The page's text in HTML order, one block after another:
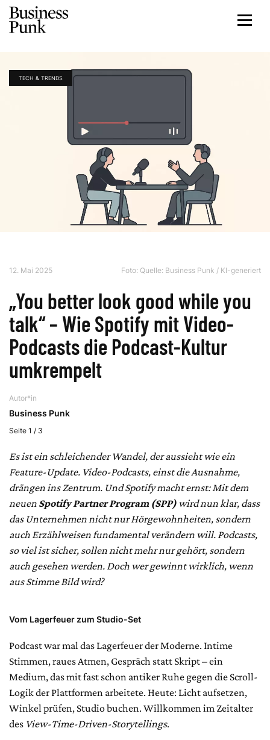
TECH & TRENDS
12. Mai 2025 Foto: Quelle: Business Punk / KI-generiert
„You better look good while you
talk“ – Wie Spotify mit Video-
Podcasts die Podcast-Kultur
umkrempelt
Autor*in
Business Punk
Seite 1 / 3
Es ist ein schleichender Wandel, der aussieht wie ein
Feature-Update. Video-Podcasts, einst die Ausnahme,
drängen ins Zentrum. Und Spotify macht ernst: Mit dem
neuen Spotify Partner Program (SPP) wird nun klar, dass
das Unternehmen nicht nur Hörgewohnheiten, sondern
auch Erzählweisen fundamental verändern will. Podcasts,
so viel ist sicher, sollen nicht mehr nur gehört, sondern
auch gesehen werden. Doch wer gewinnt wirklich, wenn
aus Stimme Bild wird?
Vom Lagerfeuer zum Studio-Set
Podcast war mal das Lagerfeuer der Moderne. Intime
Stimmen, raues Atmen, Gespräch statt Skript – ein
Medium, das mit fast schon antiker Ruhe gegen die Scroll-
Logik der Plattformen arbeitete. Heute: Licht aufsetzen,
Winkel prüfen, Studio buchen. Willkommen im Zeitalter
des View-Time-Driven-Storytellings.